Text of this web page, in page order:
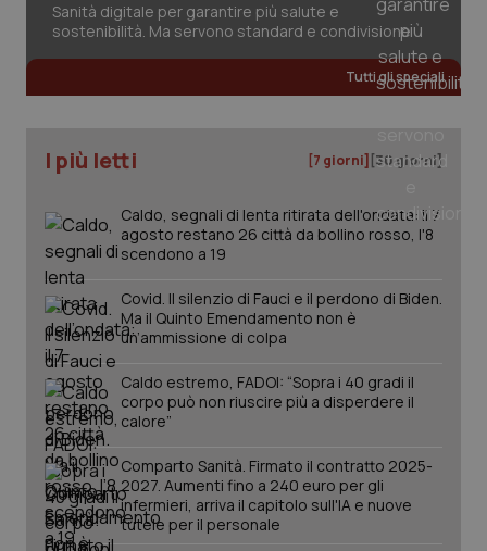
Sanità digitale per garantire più salute e
sostenibilità. Ma servono standard e condivisione
Tutti gli speciali
I più letti [7 giorni] [30 giorni]
Caldo, segnali di lenta ritirata dell'ondata: il 7
agosto restano 26 città da bollino rosso, l'8
scendono a 19
Covid. Il silenzio di Fauci e il perdono di Biden.
Ma il Quinto Emendamento non è
un’ammissione di colpa
Caldo estremo, FADOI: “Sopra i 40 gradi il
corpo può non riuscire più a disperdere il
calore”
Comparto Sanità. Firmato il contratto 2025-
2027. Aumenti fino a 240 euro per gli
infermieri, arriva il capitolo sull'IA e nuove
tutele per il personale
tracking-sites-ironfish-
tracking-enable
www.quotidianosanita.it
tracking-sites-ironfish-
session-id
_ga
Google LLC
.quotidianosanita.it